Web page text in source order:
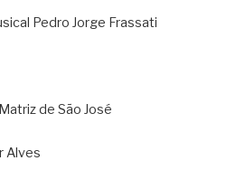
Pedro Jorge Frassati
de São José
Alves